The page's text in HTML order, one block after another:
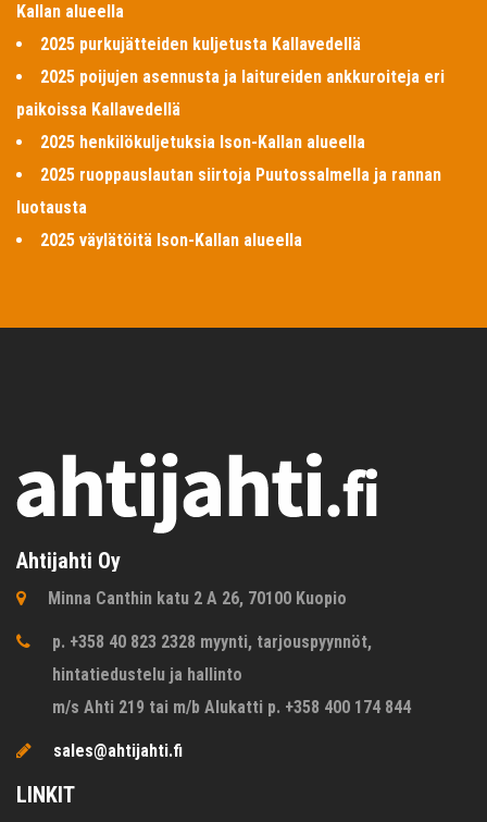
Kallan alueella
2025 purkujätteiden kuljetusta Kallavedellä
2025 poijujen asennusta ja laitureiden ankkuroiteja eri
paikoissa Kallavedellä
2025 henkilökuljetuksia Ison-Kallan alueella
2025 ruoppauslautan siirtoja Puutossalmella ja rannan
luotausta
2025 väylätöitä Ison-Kallan alueella
Ahtijahti Oy
Minna Canthin katu 2 A 26, 70100 Kuopio
p. +358 40 823 2328 myynti, tarjouspyynnöt,
hintatiedustelu ja hallinto
m/s Ahti 219 tai m/b Alukatti p. +358 400 174 844
sales@ahtijahti.fi
LINKIT